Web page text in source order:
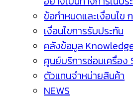
ข้อกำหนดและเงื่อนไข
เงื่อนไขการรับประกัน
คลังข้อมูล
ศูนย์บริการซ่อมเครื่อง
ตัวแทนจำหน่ายสินค้า
NEWS